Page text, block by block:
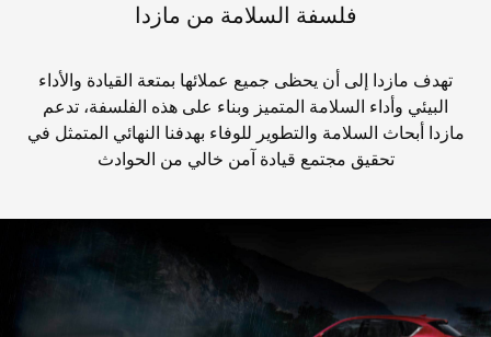
فلسفة السلامة من مازدا
تهدف مازدا إلى أن يحظى جميع عملائها بمتعة القيادة والأداء
البيئي وأداء السلامة المتميز وبناء على هذه الفلسفة، تدعم
مازدا أبحاث السلامة والتطوير للوفاء بهدفنا النهائي المتمثل في
تحقيق مجتمع قيادة آمن خالي من الحوادث